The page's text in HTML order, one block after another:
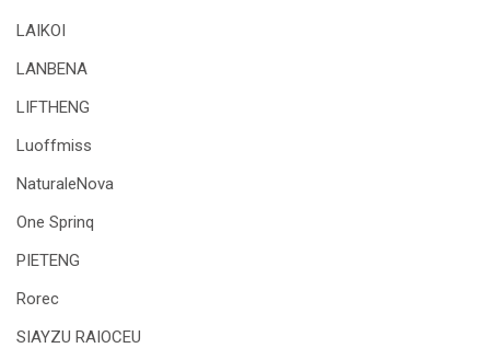
LAIKOI
LANBENA
LIFTHENG
Luoffmiss
NaturaleNova
One Sprinq
PIETENG
Rorec
SIAYZU RAIOCEU